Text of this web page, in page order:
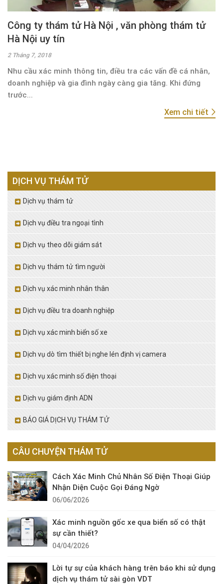
Công ty thám tử Hà Nội , văn phòng thám tử
Hà Nội uy tín
2 Tháng 7, 2018
Nhu cầu xác minh thông tin, điều tra các vấn đề cá nhân,
doanh nghiệp và gia đình ngày càng gia tăng. Khi đứng
trước...
Xem chi tiết
DỊCH VỤ THÁM TỬ
Dịch vụ thám tử
Dịch vụ điều tra ngoại tình
Dịch vụ theo dõi giám sát
Dịch vụ thám tử tìm người
Dịch vụ xác minh nhân thân
Dịch vụ điều tra doanh nghiệp
Dịch vụ xác minh biển số xe
Dịch vụ dò tìm thiết bị nghe lén định vị camera
Dịch vụ xác minh số điện thoại
Dịch vụ giám định ADN
BÁO GIÁ DỊCH VỤ THÁM TỬ
CÂU CHUYỆN THÁM TỬ
Cách Xác Minh Chủ Nhân Số Điện Thoại Giúp
Nhận Diện Cuộc Gọi Đáng Ngờ
06/06/2026
Xác minh nguồn gốc xe qua biển số có thật
sự cần thiết?
04/04/2026
Lời tự sự của khách hàng trên báo khi sử dụng
dịch vụ thám tử sài gòn VDT